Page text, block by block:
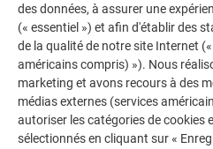
des données, à assurer une
(« essentiel ») et afin d'établir des
de la qualité de notre site Internet
américains compris) »). Nous
marketing et avons recours à des
médias externes (services
autoriser les catégories de cookies
sélectionnés en cliquant sur «